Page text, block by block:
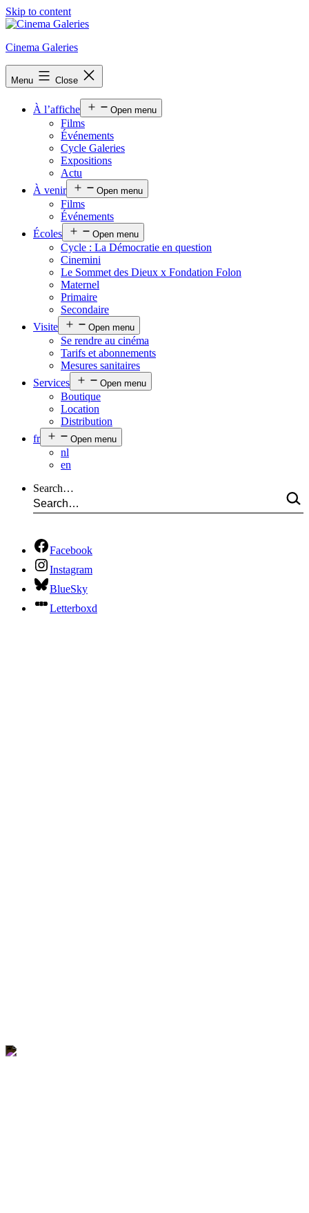
Skip to content
Cinema Galeries
Menu Close
À l’affiche Open menu
Films
Événements
Cycle Galeries
Expositions
Actu
À venir
Open menu
Films
Événements
Écoles
Open menu
Cycle : La Démocratie en question
Cinemini
Le Sommet des Dieux x Fondation Folon
Maternel
Primaire
Secondaire
Visite
Open menu
Se rendre au cinéma
Tarifs et abonnements
Mesures sanitaires
Services
Open menu
Boutique
Location
Distribution
fr
Open menu
nl
en
Search…
Facebook
Instagram
BlueSky
Letterboxd